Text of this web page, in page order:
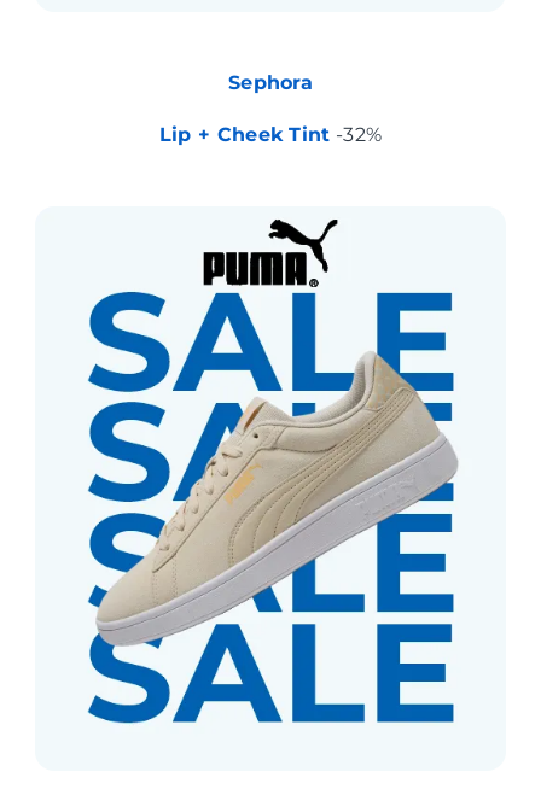
Sephora
Lip + Cheek Tint -32%